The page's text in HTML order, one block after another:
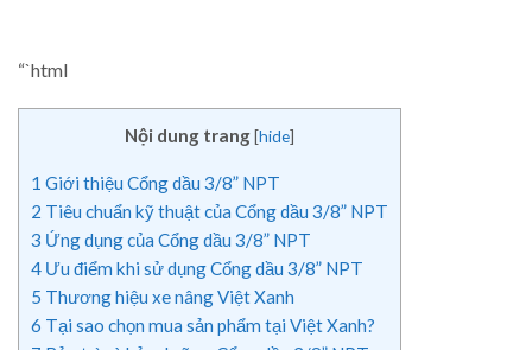
“`html
Nội dung trang[hide]
1 Giới thiệu Cổng dầu 3/8” NPT
2 Tiêu chuẩn kỹ thuật của Cổng dầu 3/8” NPT
3 Ứng dụng của Cổng dầu 3/8” NPT
4 Ưu điểm khi sử dụng Cổng dầu 3/8” NPT
5 Thương hiệu xe nâng Việt Xanh
6 Tại sao chọn mua sản phẩm tại Việt Xanh?